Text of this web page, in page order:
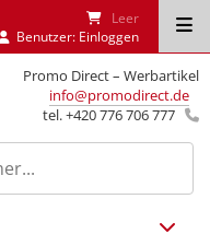
Promo Direct – Werbartikel
info@promodirect.de
tel. +420 776 706 777
Leer
Benutzer: Einloggen